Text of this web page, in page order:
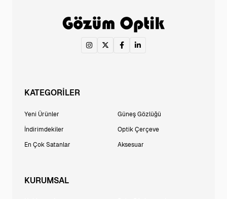
KATEGORİLER
Yeni Ürünler
İndirimdekiler
En Çok Satanlar
Güneş Gözlüğü
Optik Çerçeve
Aksesuar
KURUMSAL